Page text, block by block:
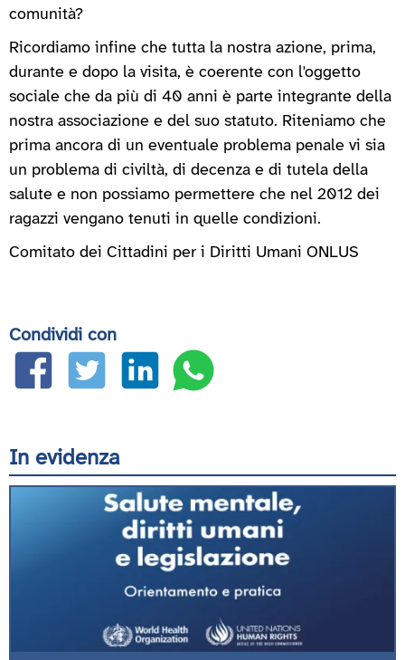
comunità?
Ricordiamo infine che tutta la nostra azione, prima,
durante e dopo la visita, è coerente con l'oggetto
sociale che da più di 40 anni è parte integrante della
nostra associazione e del suo statuto. Riteniamo che
prima ancora di un eventuale problema penale vi sia
un problema di civiltà, di decenza e di tutela della
salute e non possiamo permettere che nel 2012 dei
ragazzi vengano tenuti in quelle condizioni.
Comitato dei Cittadini per i Diritti Umani ONLUS
Condividi con
In evidenza